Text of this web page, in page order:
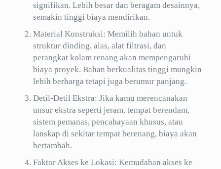
signifikan. Lebih besar dan beragam desainnya,
semakin tinggi biaya mendirikan.
Material Konstruksi: Memilih bahan untuk
struktur dinding, alas, alat filtrasi, dan
perangkat kolam renang akan mempengaruhi
biaya proyek. Bahan berkualitas tinggi mungkin
lebih berharga tetapi juga berumur panjang.
Detil-Detil Ekstra: Jika kamu merencanakan
unsur ekstra seperti jeram, tempat berendam,
sistem pemanas, pencahayaan khusus, atau
lanskap di sekitar tempat berenang, biaya akan
bertambah.
Faktor Akses ke Lokasi: Kemudahan akses ke